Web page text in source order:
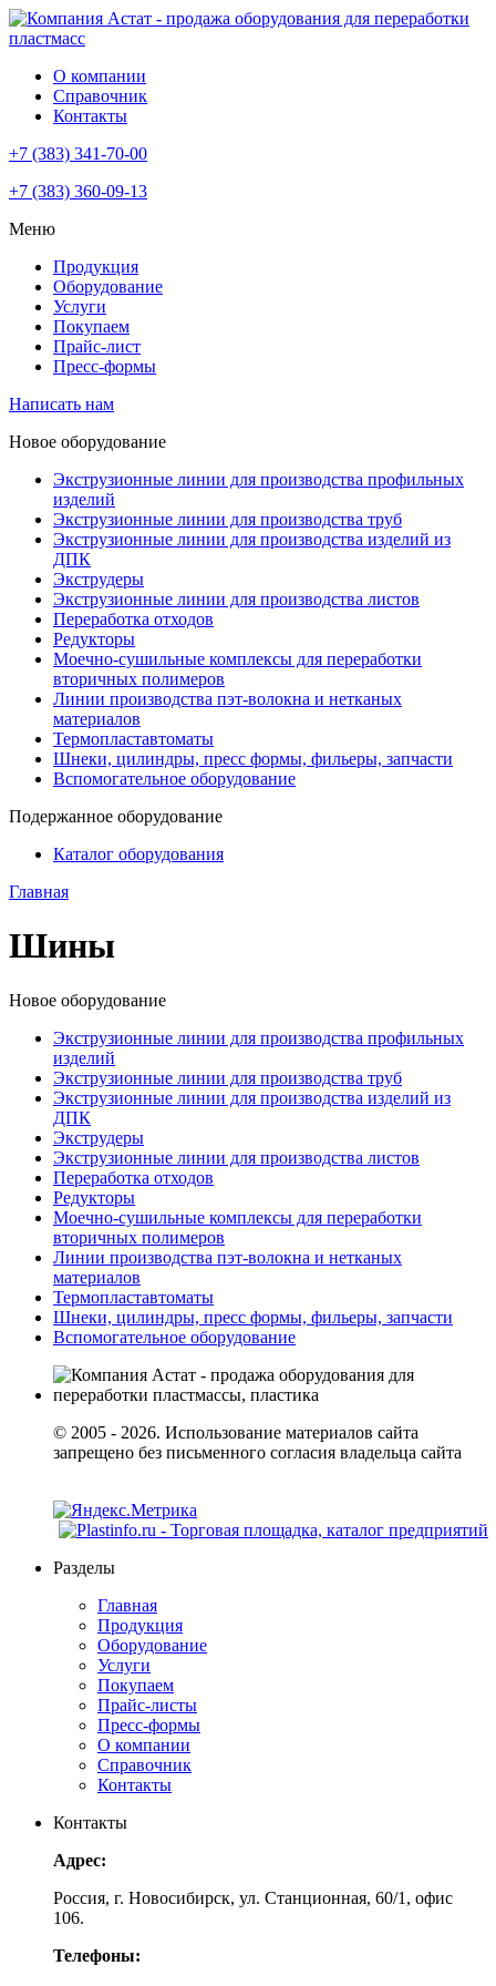
О компании
Справочник
Контакты
+7 (383) 341-70-00
+7 (383) 360-09-13
Меню
Продукция
Оборудование
Услуги
Покупаем
Прайс-лист
Пресс-формы
Написать нам
Новое оборудование
Экструзионные линии для производства профильных
изделий
Экструзионные линии для производства труб
Экструзионные линии для производства изделий из
ДПК
Экструдеры
Экструзионные линии для производства листов
Переработка отходов
Редукторы
Моечно-сушильные комплексы для переработки
вторичных полимеров
Линии производства пэт-волокна и нетканых
материалов
Термопластавтоматы
Шнеки, цилиндры, пресс формы, фильеры, запчасти
Вспомогательное оборудование
Подержанное оборудование
Каталог оборудования
Главная
Шины
Новое оборудование
Экструзионные линии для производства профильных
изделий
Экструзионные линии для производства труб
Экструзионные линии для производства изделий из
ДПК
Экструдеры
Экструзионные линии для производства листов
Переработка отходов
Редукторы
Моечно-сушильные комплексы для переработки
вторичных полимеров
Линии производства пэт-волокна и нетканых
материалов
Термопластавтоматы
Шнеки, цилиндры, пресс формы, фильеры, запчасти
Вспомогательное оборудование
© 2005 - 2026. Использование материалов сайта
запрещено без письменного согласия владельца сайта
Разделы
Главная
Продукция
Оборудование
Услуги
Покупаем
Прайс-листы
Пресс-формы
О компании
Справочник
Контакты
Контакты
Адрес:
Россия, г. Новосибирск, ул. Станционная, 60/1, офис
106.
Телефоны: